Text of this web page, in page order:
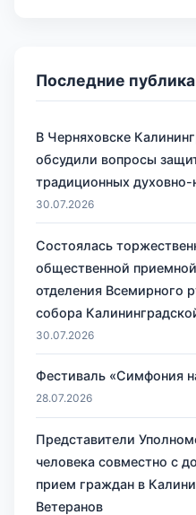
Последние
В Черняховске
обсудили вопросы
традиционных духовно-
30.07.2026
Состоялась
общественной
отделения Всемирного
собора
30.07.2026
Фестиваль «Симфония
28.07.2026
Представители
человека совместно с
прием граждан в
Ветеранов